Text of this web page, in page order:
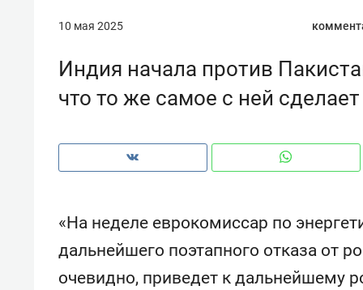
10 мая 2025
Индия начала против
что то же самое с ней
«На неделе еврокомиссар по
дальнейшего поэтапного отказа от
очевидно, приведет к дальнейшему
Рекомендуем
Как ГК «МИР ГРУПП» и ВТБ
комфорта под Казанью
150
ID